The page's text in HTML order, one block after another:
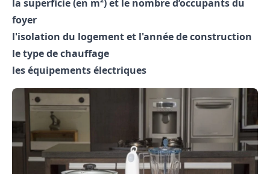
la superficie (en m²) et le nombre d’occupants du
foyer
l'isolation du logement et l'année de construction
le type de chauffage
les équipements électriques